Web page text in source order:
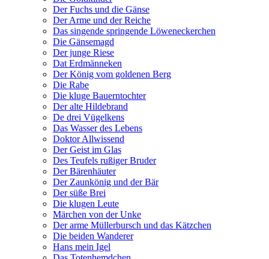
Der Fuchs und die Gänse
Der Arme und der Reiche
Das singende springende Löweneckerchen
Die Gänsemagd
Der junge Riese
Dat Erdmänneken
Der König vom goldenen Berg
Die Rabe
Die kluge Bauerntochter
Der alte Hildebrand
De drei Vügelkens
Das Wasser des Lebens
Doktor Allwissend
Der Geist im Glas
Des Teufels rußiger Bruder
Der Bärenhäuter
Der Zaunkönig und der Bär
Der süße Brei
Die klugen Leute
Märchen von der Unke
Der arme Müllerbursch und das Kätzchen
Die beiden Wanderer
Hans mein Igel